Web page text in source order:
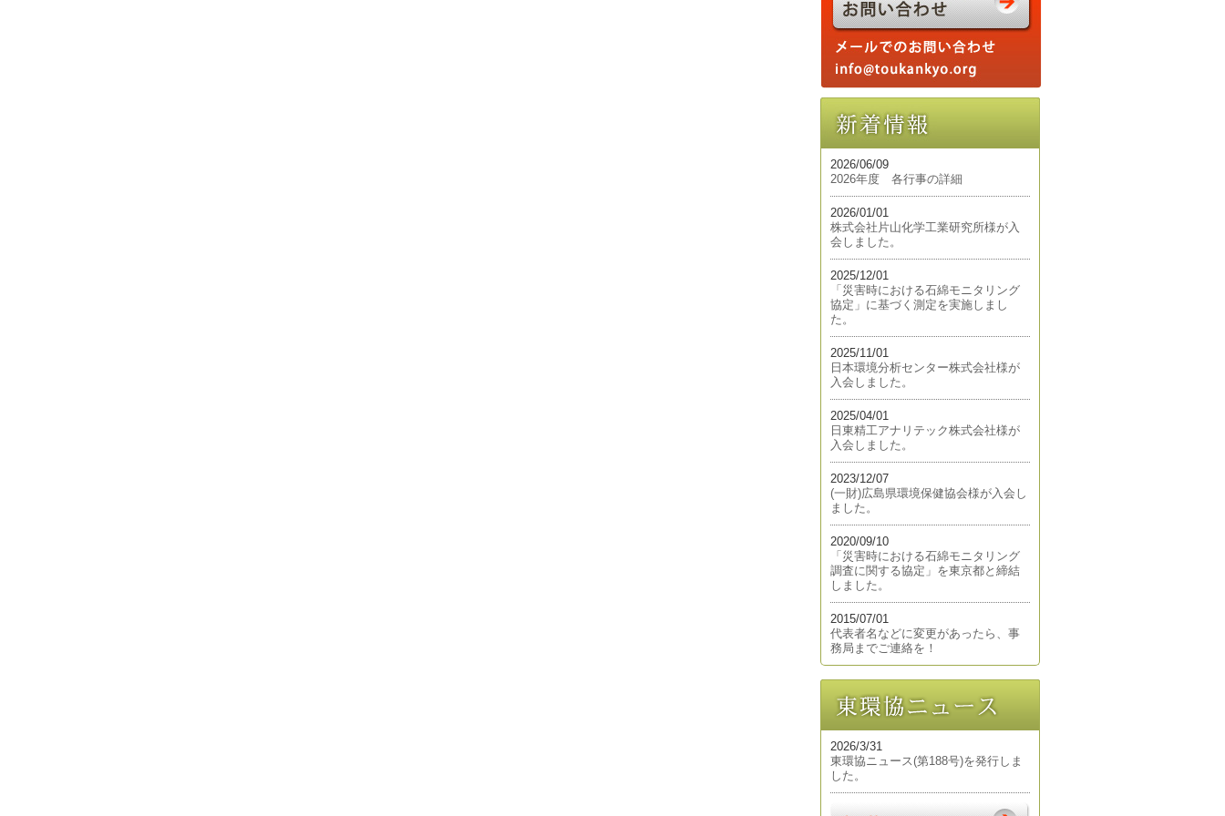
2026/06/09
2026年度 各行事の詳細
2026/01/01
株式会社片山化学工業研究所様が入
会しました。
2025/12/01
「災害時における石綿モニタリング
協定」に基づく測定を実施しまし
た。
2025/11/01
日本環境分析センター株式会社様が
入会しました。
2025/04/01
日東精工アナリテック株式会社様が
入会しました。
2023/12/07
(一財)広島県環境保健協会様が入会し
ました。
2020/09/10
「災害時における石綿モニタリング
調査に関する協定」を東京都と締結
しました。
2015/07/01
代表者名などに変更があったら、事
務局までご連絡を！
2026/3/31
東環協ニュース(第188号)を発行しま
した。